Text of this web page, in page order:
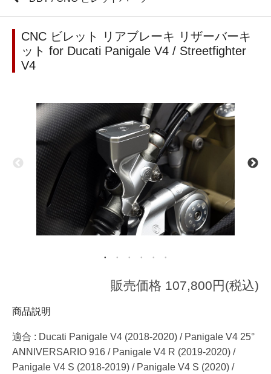
CNC ビレット リアブレーキ リザーバーキ
ット for Ducati Panigale V4 / Streetfighter
V4
販売価格 107,800円(税込)
商品説明
適合 : Ducati Panigale V4 (2018-2020) / Panigale V4 25°
ANNIVERSARIO 916 / Panigale V4 R (2019-2020) /
Panigale V4 S (2018-2019) / Panigale V4 S (2020) /